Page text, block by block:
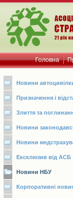
Головна
Новини
Призначення і
Злиття та
Новини
Новини
Ексклюзив від АСБ
Новини НБУ
Корпоративні